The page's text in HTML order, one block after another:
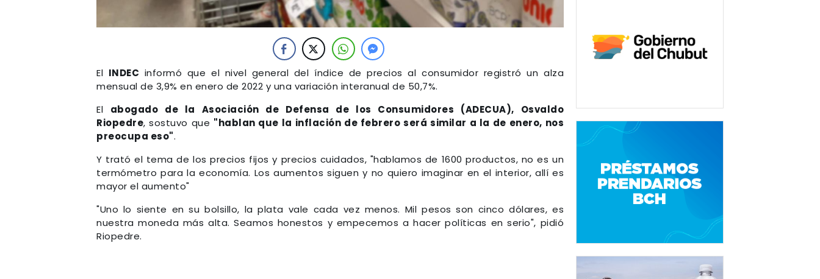
El INDEC informó que el nivel general del índice de precios al consumidor registró un alza
mensual de 3,9% en enero de 2022 y una variación interanual de 50,7%.
El abogado de la Asociación de Defensa de los Consumidores (ADECUA), Osvaldo
Riopedre, sostuvo que "hablan que la inflación de febrero será similar a la de enero, nos
preocupa eso".
Y trató el tema de los precios fijos y precios cuidados, "hablamos de 1600 productos, no es un
termómetro para la economía. Los aumentos siguen y no quiero imaginar en el interior, allí es
mayor el aumento"
"Uno lo siente en su bolsillo, la plata vale cada vez menos. Mil pesos son cinco dólares, es
nuestra moneda más alta. Seamos honestos y empecemos a hacer políticas en serio", pidió
Riopedre.